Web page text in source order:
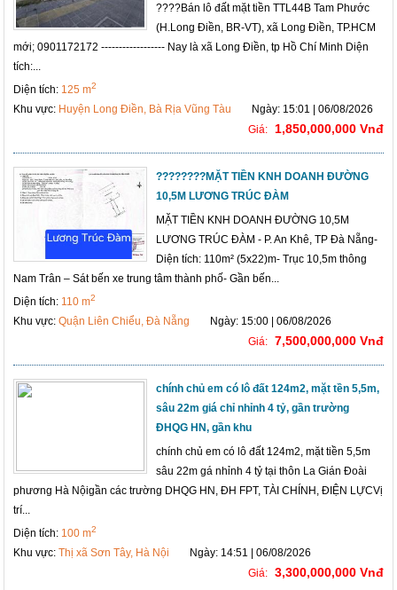
????Bán lô đất mặt tiền TTL44B Tam Phước
(H.Long Điền, BR-VT), xã Long Điền, TP.HCM
mới; 0901172172 ------------------ Nay là xã Long Điền, tp Hồ Chí Minh Diện
tích:...
Diện tích: 125 m2
Khu vực: Huyện Long Điền, Bà Rịa Vũng Tàu
Ngày: 15:01 | 06/08/2026
Giá:
1,850,000,000 Vnđ
????????MẶT TIỀN KNH DOANH ĐƯỜNG
10,5M LƯƠNG TRÚC ĐÀM
MẶT TIỀN KNH DOANH ĐƯỜNG 10,5M
LƯƠNG TRÚC ĐÀM - P. An Khê, TP Đà Nẵng-
Diện tích: 110m² (5x22)m- Trục 10,5m thông
Nam Trân – Sát bến xe trung tâm thành phố- Gần bến...
Diện tích: 110 m2
Khu vực:Quận Liên Chiểu, Đà Nẵng
Ngày: 15:00 | 06/08/2026
Giá: 7,500,000,000 Vnđ
chính chủ em có lô đất 124m2, mặt tền 5,5m,
sâu 22m giá chỉ nhỉnh 4 tỷ, gần trường
ĐHQG HN, gần khu
chính chủ em có lô đất 124m2, mặt tiền 5,5m
sâu 22m gá nhỉnh 4 tỷ tại thôn La Gián Đoài
phương Hà Nộigần các trường DHQG HN, ĐH FPT, TÀI CHÍNH, ĐIỆN LỰCVị
trí...
Diện tích: 100 m2
Khu vực:Thị xã Sơn Tây, Hà Nội
Ngày: 14:51 | 06/08/2026
Giá: 3,300,000,000 Vnđ